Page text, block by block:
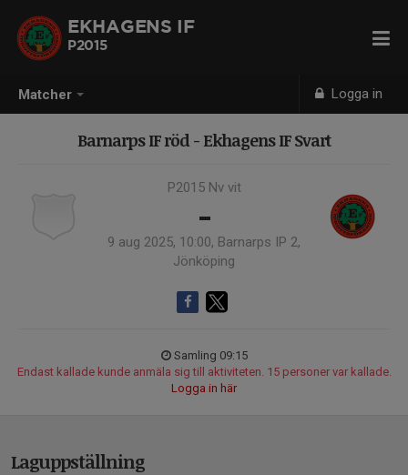
Matcher Logga in
EKHAGENS IF
P2015
Barnarps IF röd - Ekhagens IF Svart
P2015 Nv vit
-
9 aug 2025, 10:00, Barnarps IP 2,
Jönköping
Samling 09:15
Endast kallade kunde anmäla sig till aktiviteten. 15 personer var kallade.
Logga in här
Laguppställning